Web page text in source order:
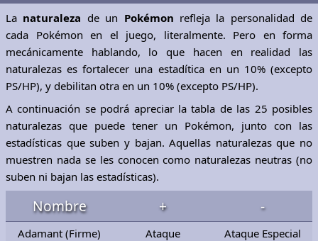
La naturaleza de un Pokémon refleja la personalidad de
cada Pokémon en el juego, literalmente. Pero en forma
mecánicamente hablando, lo que hacen en realidad las
naturalezas es fortalecer una estadítica en un 10% (excepto
PS/HP), y debilitan otra en un 10% (excepto PS/HP).
A continuación se podrá apreciar la tabla de las 25 posibles
naturalezas que puede tener un Pokémon, junto con las
estadísticas que suben y bajan. Aquellas naturalezas que no
muestren nada se les conocen como naturalezas neutras (no
suben ni bajan las estadísticas).
Nombre + -
Adamant (Firme) Ataque
Ataque Especial